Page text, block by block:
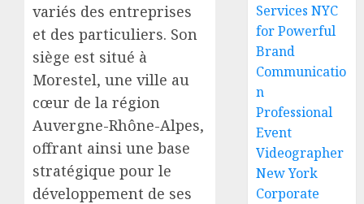
variés des entreprises
et des particuliers. Son
siège est situé à
Morestel, une ville au
cœur de la région
Auvergne-Rhône-Alpes,
offrant ainsi une base
stratégique pour le
développement de ses
Services NYC
for Powerful
Brand
Communicatio
n
Professional
Event
Videographer
New York
Corporate